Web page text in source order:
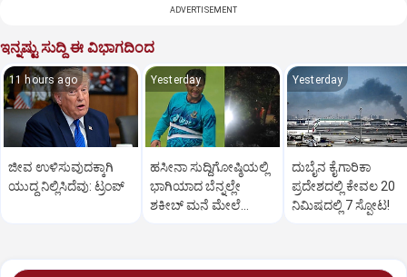
ADVERTISEMENT
ಇನ್ನಷ್ಟು ಸುದ್ದಿ ಈ ವಿಭಾಗದಿಂದ
11 hours ago
ಜೀವ ಉಳಿಸುವುದಕ್ಕಾಗಿ
ಯುದ್ಧ ನಿಲ್ಲಿಸಿದೆವು: ಟ್ರಂಪ್‌
Yesterday
ಹಸೀನಾ ಸುದ್ದಿಗೋಷ್ಠಿಯಲ್ಲಿ
ಭಾಗಿಯಾದ ಬೆನ್ನಲ್ಲೇ
ಶಕೀಬ್ ಮನೆ ಮೇಲೆ
Yesterday
ದುಬೈನ ಕೈಗಾರಿಕಾ
ಪ್ರದೇಶದಲ್ಲಿ ಕೇವಲ 20
ನಿಮಿಷದಲ್ಲಿ 7 ಸ್ಫೋಟ!